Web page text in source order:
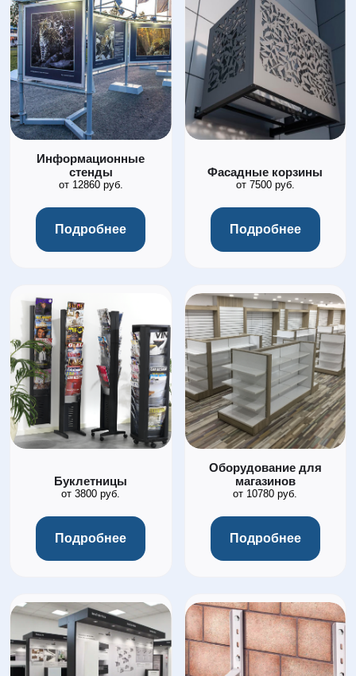
Информационные
стенды
от 12860 руб.
Подробнее
Фасадные корзины
от 7500 руб.
Подробнее
Буклетницы
от 3800 руб.
Подробнее
Оборудование для
магазинов
от 10780 руб.
Подробнее